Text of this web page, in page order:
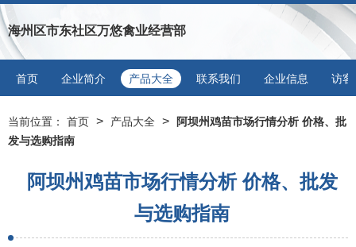
海州区市东社区万悠禽业经营部
首页 企业简介 产品大全 联系我们 企业信息 访客
当前位置： 首页 > 产品大全 >
阿坝州鸡苗市场行情分析 价格、批
发与选购指南
阿坝州鸡苗市场行情分析 价格、批发
与选购指南